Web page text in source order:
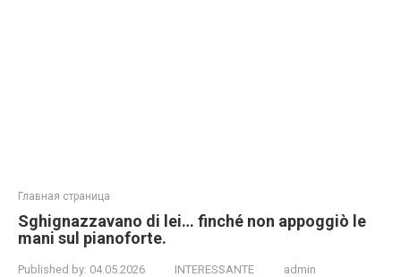
Главная страница
Sghignazzavano di lei… finché non appoggiò le
mani sul pianoforte.
Published by: 04.05.2026 INTERESSANTE admin